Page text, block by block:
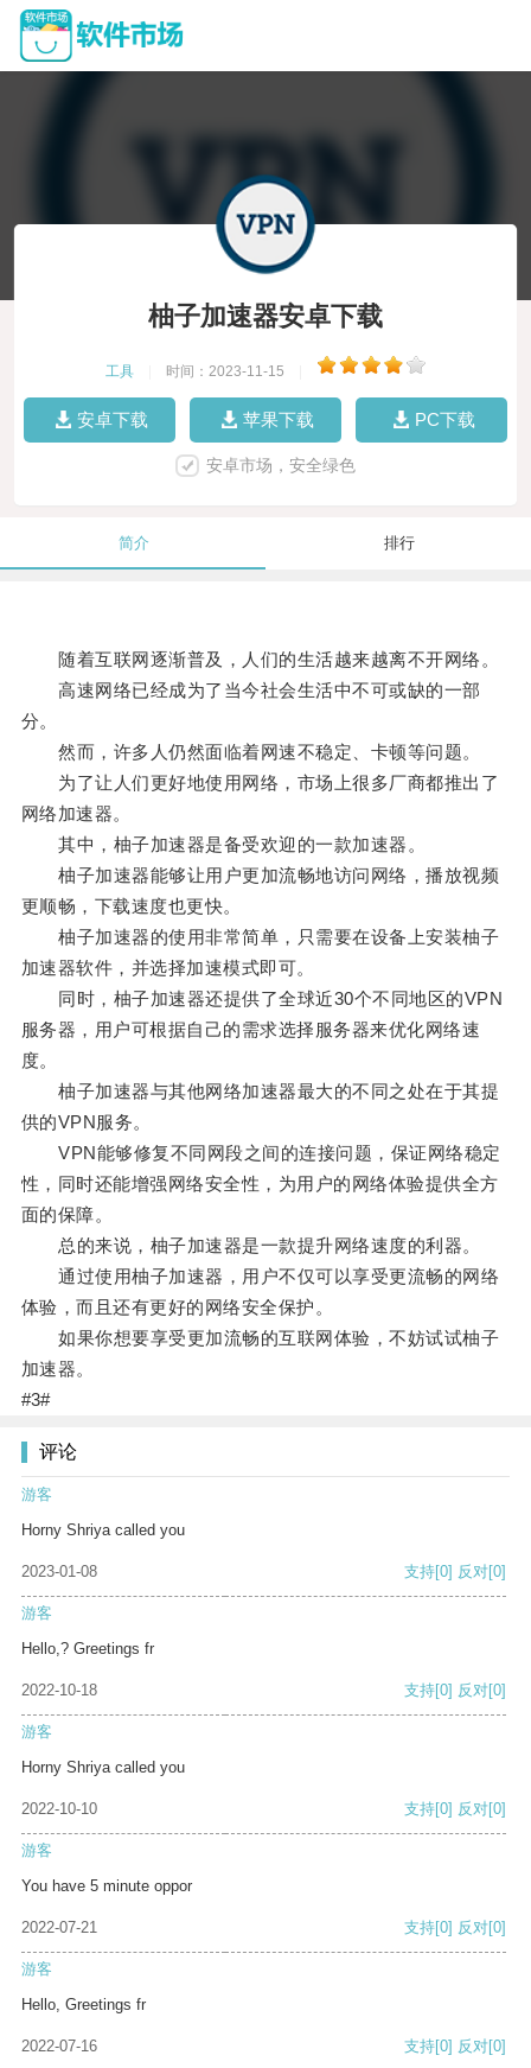
柚子加速器安卓下载
工具 时间：2023-11-15
安卓下载 苹果下载 PC下载
安卓市场，安全绿色
简介 排行
随着互联网逐渐普及，人们的生活越来越离不开网络。
高速网络已经成为了当今社会生活中不可或缺的一部
分。
然而，许多人仍然面临着网速不稳定、卡顿等问题。
为了让人们更好地使用网络，市场上很多厂商都推出了
网络加速器。
其中，柚子加速器是备受欢迎的一款加速器。
柚子加速器能够让用户更加流畅地访问网络，播放视频
更顺畅，下载速度也更快。
柚子加速器的使用非常简单，只需要在设备上安装柚子
加速器软件，并选择加速模式即可。
同时，柚子加速器还提供了全球近30个不同地区的VPN
服务器，用户可根据自己的需求选择服务器来优化网络速
度。
柚子加速器与其他网络加速器最大的不同之处在于其提
供的VPN服务。
VPN能够修复不同网段之间的连接问题，保证网络稳定
性，同时还能增强网络安全性，为用户的网络体验提供全方
面的保障。
总的来说，柚子加速器是一款提升网络速度的利器。
通过使用柚子加速器，用户不仅可以享受更流畅的网络
体验，而且还有更好的网络安全保护。
如果你想要享受更加流畅的互联网体验，不妨试试柚子
加速器。
#3#
评论
游客
Horny Shriya called you
2023-01-08 支持[0] 反对[0]
游客
Hello,? Greetings fr
2022-10-18 支持[0] 反对[0]
游客
Horny Shriya called you
2022-10-10 支持[0] 反对[0]
游客
You have 5 minute oppor
2022-07-21 支持[0] 反对[0]
游客
Hello, Greetings fr
2022-07-16 支持[0] 反对[0]